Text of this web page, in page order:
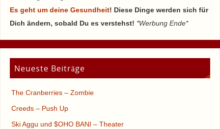
Es geht um deine Gesundheit! Diese Dinge werden sich für
Dich ändern, sobald Du es verstehst! *Werbung Ende*
Neueste Beiträge
The Cranberries – Zombie
Creeds – Push Up
Ski Aggu und $OHO BANI – Theater